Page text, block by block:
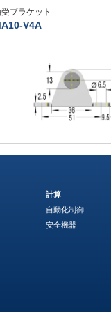
ブラケット
V4A
計算
自動化制御
安全機器